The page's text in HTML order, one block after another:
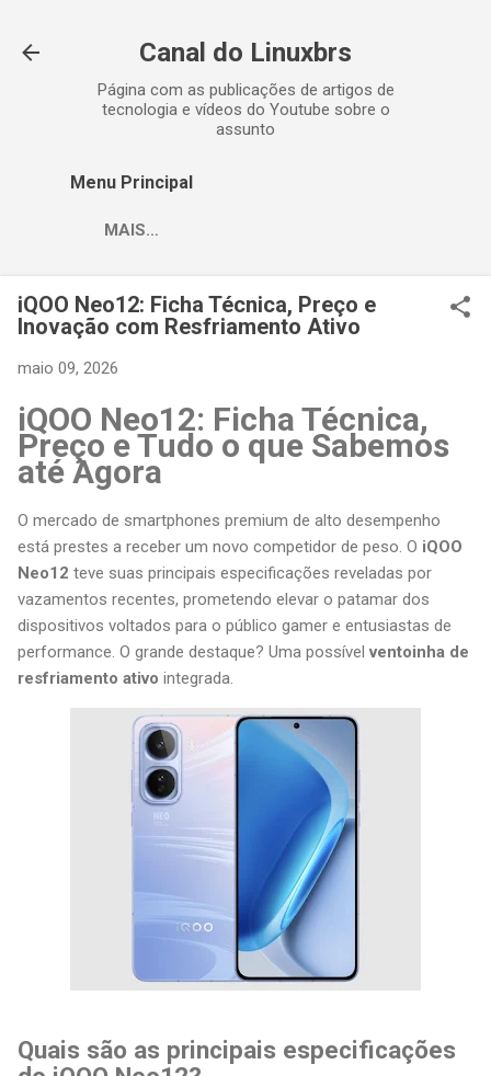
Canal do Linuxbrs
Página com as publicações de artigos de
tecnologia e vídeos do Youtube sobre o
assunto
Menu Principal
MAIS…
iQOO Neo12: Ficha Técnica, Preço e
Inovação com Resfriamento Ativo
maio 09, 2026
iQOO Neo12: Ficha Técnica,
Preço e Tudo o que Sabemos
até Agora
O mercado de smartphones premium de alto desempenho
está prestes a receber um novo competidor de peso. O iQOO
Neo12 teve suas principais especificações reveladas por
vazamentos recentes, prometendo elevar o patamar dos
dispositivos voltados para o público gamer e entusiastas de
performance. O grande destaque? Uma possívelventoinha de
resfriamento ativo integrada.
Quais são as principais especificações